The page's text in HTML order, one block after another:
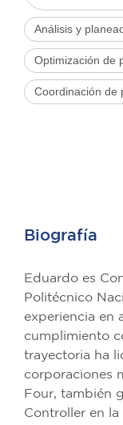
Análisis y
Optimización de
Coordinación de
Biografía
Eduardo es
Politécnico
experiencia en
cumplimiento
trayectoria ha
corporaciones
Four, también
Controller en la